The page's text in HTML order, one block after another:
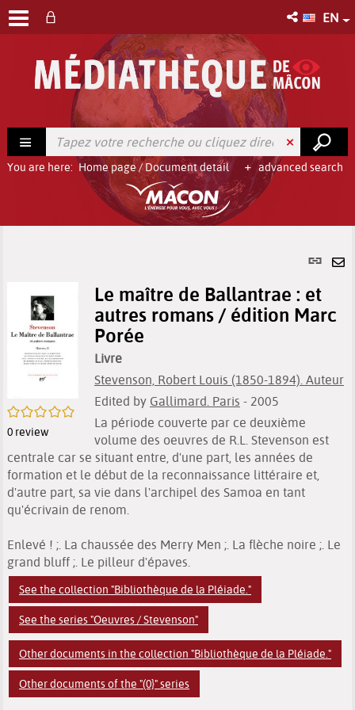
EN
advanced search
You are here: Home page/Document detail
link
/5
0 review
Le maître de Ballantrae : et
autres romans / édition Marc
Porée
Livre
Stevenson, Robert Louis (1850-1894). Auteur
Edited by Gallimard. Paris - 2005
La période couverte par ce deuxième
volume des oeuvres de R.L. Stevenson est
centrale car se situant entre, d'une part, les années de
formation et le début de la reconnaissance littéraire et,
d'autre part, sa vie dans l'archipel des Samoa en tant
qu'écrivain de renom.
Enlevé ! ;. La chaussée des Merry Men ;. La flèche noire ;. Le
grand bluff ;. Le pilleur d'épaves.
See the collection "Bibliothèque de la Pléiade."
See the series "Oeuvres / Stevenson"
Other documents in the collection "Bibliothèque de la Pléiade."
Other documents of the "(0}" series